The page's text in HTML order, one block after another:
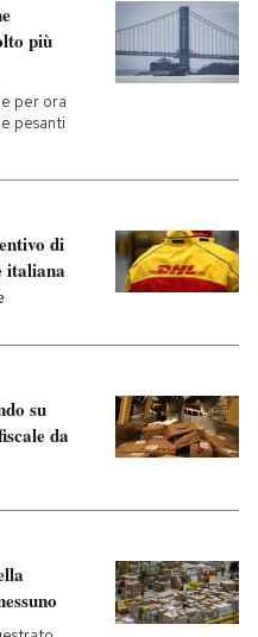
più
per ora
pesanti
di
italiana
su
da